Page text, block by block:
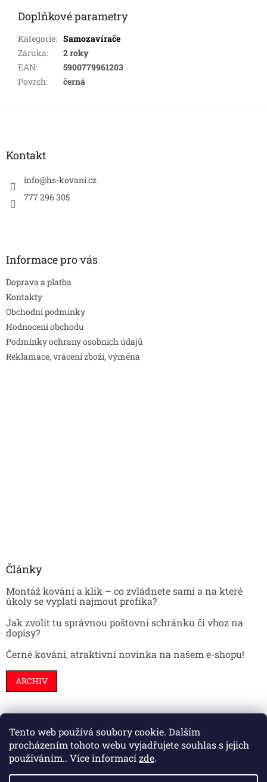
Tento web používá soubory cookie. Dalším
procházením tohoto webu vyjadřujete souhlas s jejich
používáním.. Více informacízde.
Doplňkové parametry
Kategorie: Samozavírače
Záruka:
2 roky
EAN:
5900779961203
Povrch: černá
Kontakt
info@hs-kovani.cz
777 296 305
Informace pro vás
Doprava a platba
Kontakty
Obchodní podmínky
Hodnocení obchodu
Podmínky ochrany osobních údajů
Reklamace, vrácení zboží, výměna
Články
Montáž kování a klik – co zvládnete sami a na které
úkoly se vyplatí najmout profíka?
Jak zvolit tu správnou poštovní schránku či vhoz na
dopisy?
Černé kování, atraktivní novinka na našem e-shopu!
ARCHIV
Stavební pouzdra Interiéry Dveře